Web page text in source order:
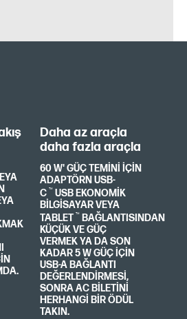
Daha az araçla
daha fazla araçla
60 W' GÜÇ TEMINI IÇIN
ADAPTÖRN USB-
C ™ USB EKONOMIK
BILGISAYAR VEYA
TABLET ™ BAĞLANTISINDAN
KÜÇÜK VE GÜÇ
VERMEK YA DA SON
KADAR 5 W GÜÇ IÇIN
USB-A BAĞLANTI
DEĞERLENDIRMESI,
SONRA AC BILETINI
HERHANGI BIR ÖDÜL
TAKIN.